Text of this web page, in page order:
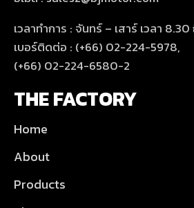
เวลาทำการ : จันทร์ – เสาร์ เวลา
เบอร์ติดต่อ : (+66) 02-224-5978,
(+66) 02-224-6580-2
THE FACTORY
Home
About
Products